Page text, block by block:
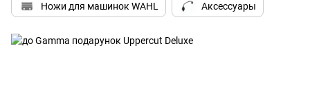
Ножи для машинок WAHL Аксессуары